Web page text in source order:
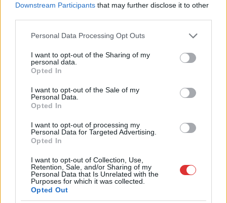
Downstream Participants that may further disclose it to other
Please note that this website/app uses one or more Google
not limited to your visit or usage behaviour. You may click to
grant or deny consent to Google and its third-party tags to
use your data for below specified purposes in below Google
consent section.
Personal Data Processing Opt Outs
I want to opt-out of the Sharing of my
personal data.
Opted In
I want to opt-out of the Sale of my
Personal Data.
Opted In
I want to opt-out of processing my
Personal Data for Targeted Advertising.
Opted In
I want to opt-out of Collection, Use,
Retention, Sale, and/or Sharing of my
Personal Data that Is Unrelated with the
Purposes for which it was collected.
Opted Out
Váratlan fennakadás borította fel a Szolnok–
Akik csütörtök reggel a Szolnok és Kecskemét közötti
indulás...
Magyarország